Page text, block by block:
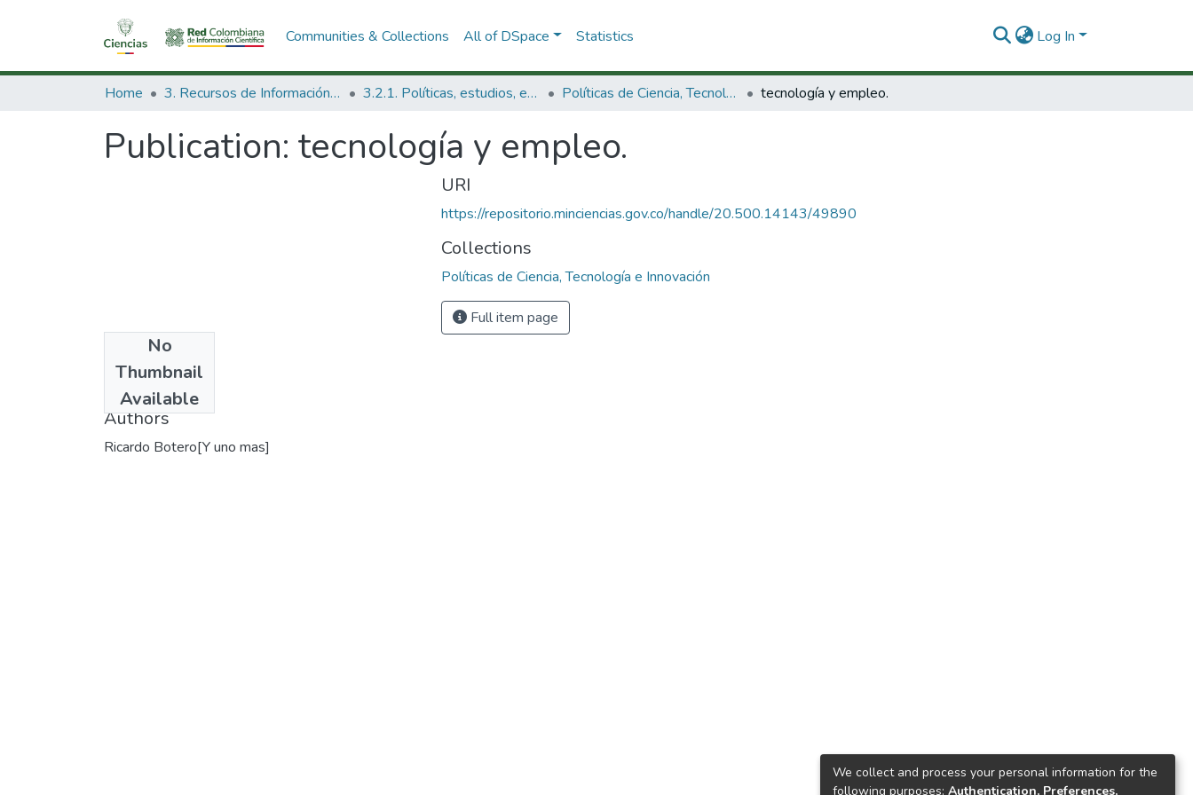
Communities & Collections All of DSpace Statistics Log In
Home 3. Recursos de Información Científica y Tecnológica 3.2.1. Políticas, estudios, evaluaciones e indicadores de CTeI Políticas de Ciencia, Tecnología e Innovación tecnología y empleo.
Publication: tecnología y empleo.
No
Thumbnail
Available
1974
Authors
Ricardo Botero[Y uno mas]
URI
https://repositorio.minciencias.gov.co/handle/20.500.14143/49890
Collections
Políticas de Ciencia, Tecnología e Innovación
Full item page
We collect and process your personal information for the
following purposes: Authentication, Preferences,